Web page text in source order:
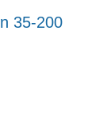
35-200